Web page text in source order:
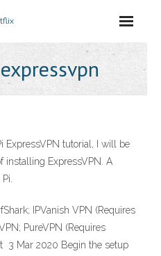
ExpressVPN tutorial, I will be
installing ExpressVPN. A
IPVanish VPN (Requires
PureVPN (Requires
3 Mar 2020 Begin the setup